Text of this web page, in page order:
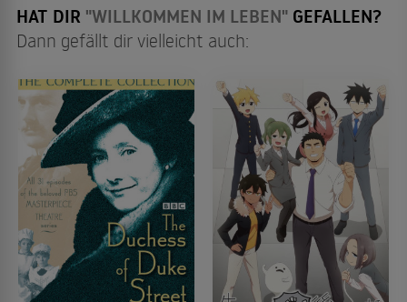
01 Episode 1
02 Episode 2
HAT DIR "WILLKOMMEN IM LEBEN" GEFALLEN?
Dann gefällt dir vielleicht auch: